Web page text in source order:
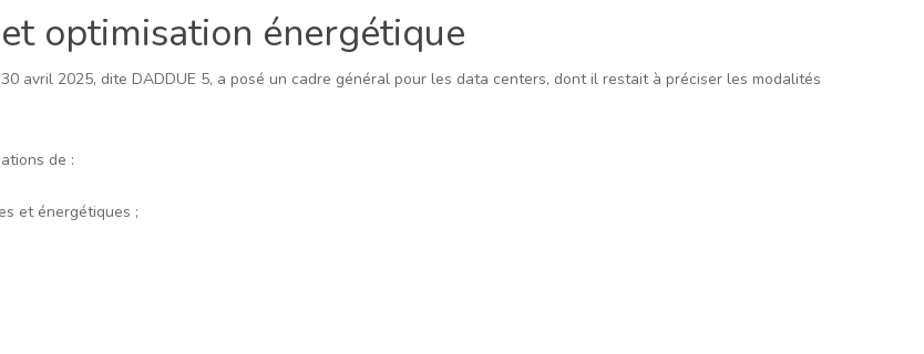
optimisation énergétique
avril 2025, dite DADDUE 5, a posé un cadre général pour les data centers, dont il restait à préciser les modalités
de :
et énergétiques ;